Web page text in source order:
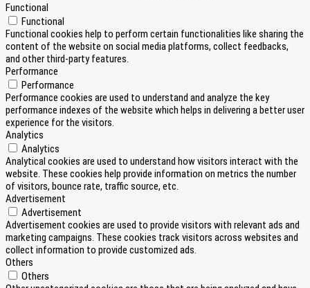
Functional
Functional
Functional cookies help to perform certain functionalities like sharing the
content of the website on social media platforms, collect feedbacks,
and other third-party features.
Performance
Performance
Performance cookies are used to understand and analyze the key
performance indexes of the website which helps in delivering a better user
experience for the visitors.
Analytics
Analytics
Analytical cookies are used to understand how visitors interact with the
website. These cookies help provide information on metrics the number
of visitors, bounce rate, traffic source, etc.
Advertisement
Advertisement
Advertisement cookies are used to provide visitors with relevant ads and
marketing campaigns. These cookies track visitors across websites and
collect information to provide customized ads.
Others
Others